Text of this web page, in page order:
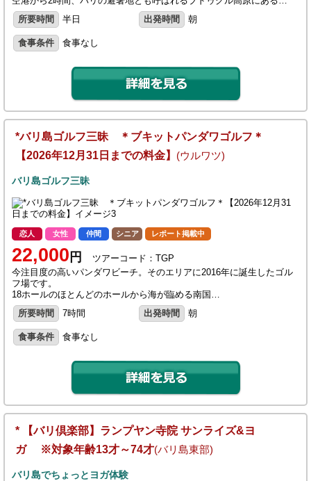
所要時間
半日 出発時間 朝
食事条件 食事なし
*バリ島ゴルフ三昧 ＊ブキットパンダワゴルフ＊
【2026年12月31日までの料金】 (ウルワツ)
バリ島ゴルフ三昧
恋人 女性 仲間 シニア レポート掲載中
22,000 円
ツアーコード：TGP
今注目度の高いパンダワビーチ。そのエリアに2016年に誕生したゴル
フ場です。
18ホールのほとんどのホールから海が臨める南国…
所要時間
7時間 出発時間 朝
食事条件 食事なし
* 【バリ倶楽部】ランプヤン寺院 サンライズ&ヨ
ガ ※対象年齢13才～74才(バリ島東部)
バリ島でちょっとヨガ体験